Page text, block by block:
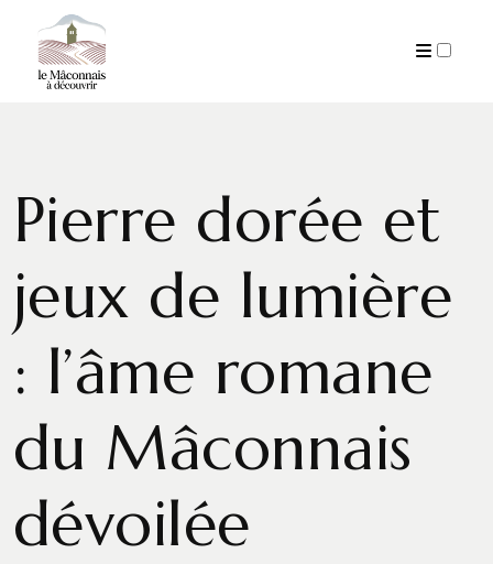
Pierre dorée et
jeux de lumière
: l’âme romane
du Mâconnais
dévoilée